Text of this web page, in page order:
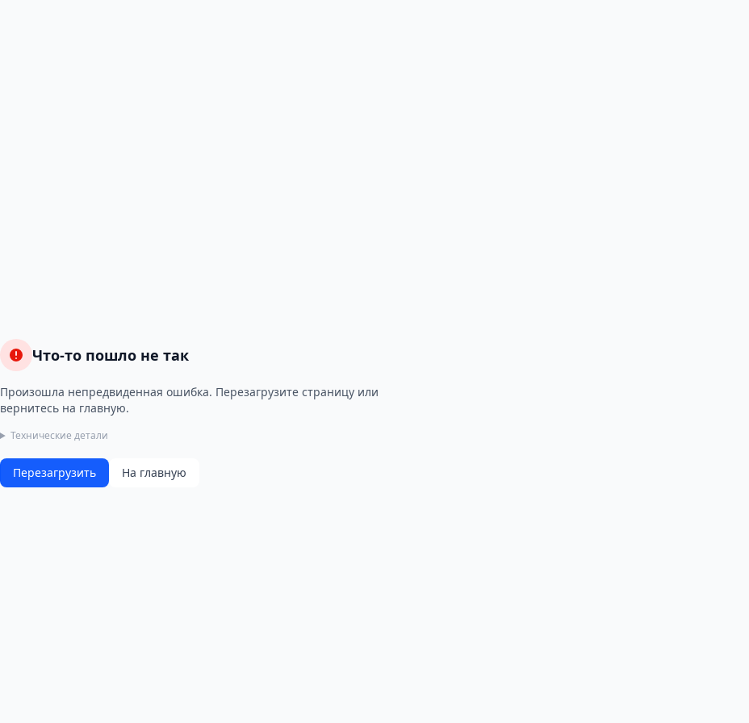
Что-то пошло не так
Произошла непредвиденная ошибка. Перезагрузите страницу или
вернитесь на главную.
Технические детали
Перезагрузить На главную